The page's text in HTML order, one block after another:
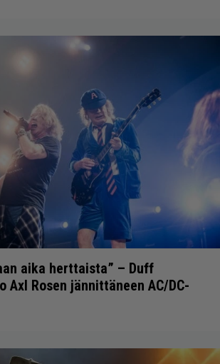
aika herttaista” – Duff
Axl Rosen jännittäneen AC/DC-